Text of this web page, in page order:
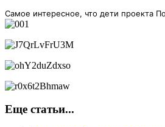
Самое интересное, что дети проекта
Еще статьи...